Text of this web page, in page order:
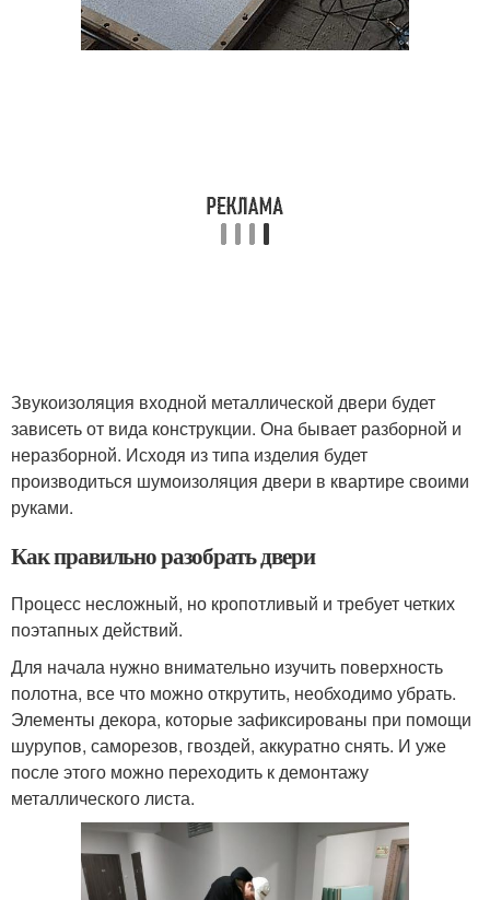
Звукоизоляция входной металлической двери будет
зависеть от вида конструкции. Она бывает разборной и
неразборной. Исходя из типа изделия будет
производиться шумоизоляция двери в квартире своими
руками.
Как правильно разобрать двери
Процесс несложный, но кропотливый и требует четких
поэтапных действий.
Для начала нужно внимательно изучить поверхность
полотна, все что можно открутить, необходимо убрать.
Элементы декора, которые зафиксированы при помощи
шурупов, саморезов, гвоздей, аккуратно снять. И уже
после этого можно переходить к демонтажу
металлического листа.